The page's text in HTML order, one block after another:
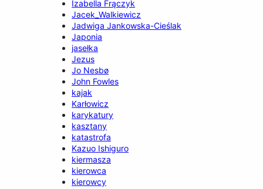
Izabella Frączyk
Jacek_Walkiewicz
Jadwiga Jankowska-Cieślak
Japonia
jasełka
Jezus
Jo Nesbø
John Fowles
kajak
Karłowicz
karykatury
kasztany
katastrofa
Kazuo Ishiguro
kiermasza
kierowca
kierowcy